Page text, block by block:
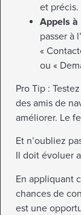
et précis.
Appels à
passer à
«
ou «
Pro Tip :
des amis de
améliorer. Le
Et n’oubliez
Il doit évoluer
En appliquant
chances de
est une